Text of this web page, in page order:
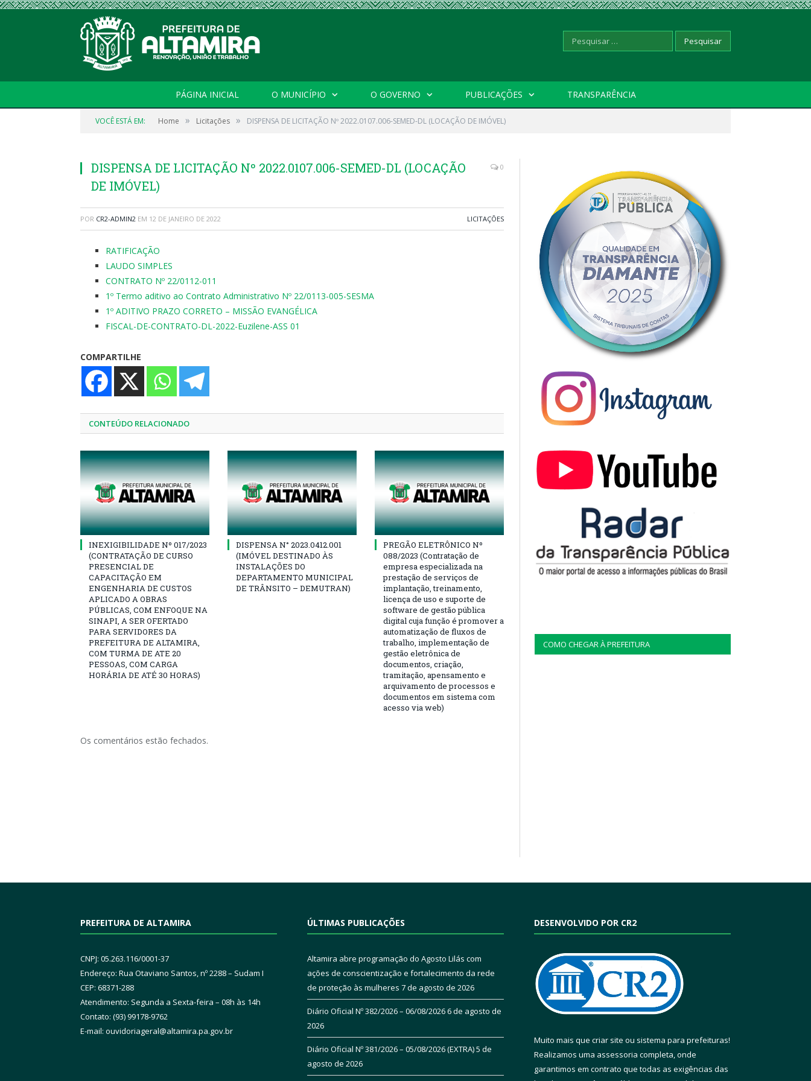
Pesquisar
PÁGINA INICIAL O MUNICÍPIO O GOVERNO PUBLICAÇÕES TRANSPARÊNCIA
VOCÊ ESTÁ EM: Home » Licitações » DISPENSA DE LICITAÇÃO Nº 2022.0107.006-SEMED-DL (LOCAÇÃO DE IMÓVEL)
DISPENSA DE LICITAÇÃO Nº 2022.0107.006-SEMED-DL (LOCAÇÃO
DE IMÓVEL)
0
POR CR2-ADMIN2 EM 12 DE JANEIRO DE 2022 LICITAÇÕES
RATIFICAÇÃO
LAUDO SIMPLES
CONTRATO Nº 22/0112-011
1º Termo aditivo ao Contrato Administrativo Nº 22/0113-005-SESMA
1º ADITIVO PRAZO CORRETO – MISSÃO EVANGÉLICA
FISCAL-DE-CONTRATO-DL-2022-Euzilene-ASS 01
COMPARTILHE
CONTEÚDO RELACIONADO
INEXIGIBILIDADE Nº 017/2023
(CONTRATAÇÃO DE CURSO
PRESENCIAL DE
CAPACITAÇÃO EM
ENGENHARIA DE CUSTOS
APLICADO A OBRAS
PÚBLICAS, COM ENFOQUE NA
SINAPI, A SER OFERTADO
PARA SERVIDORES DA
PREFEITURA DE ALTAMIRA,
COM TURMA DE ATE 20
PESSOAS, COM CARGA
HORÁRIA DE ATÉ 30 HORAS)
DISPENSA N° 2023.0412.001
(IMÓVEL DESTINADO ÀS
INSTALAÇÕES DO
DEPARTAMENTO MUNICIPAL
DE TRÂNSITO – DEMUTRAN)
PREGÃO ELETRÔNICO Nº
088/2023 (Contratação de
empresa especializada na
prestação de serviços de
implantação, treinamento,
licença de uso e suporte de
software de gestão pública
digital cuja função é promover a
automatização de fluxos de
trabalho, implementação de
gestão eletrônica de
documentos, criação,
tramitação, apensamento e
arquivamento de processos e
documentos em sistema com
acesso via web)
Os comentários estão fechados.
COMO CHEGAR À PREFEITURA
PREFEITURA DE ALTAMIRA
CNPJ: 05.263.116/0001-37
Endereço: Rua Otaviano Santos, nº 2288 – Sudam I
CEP: 68371-288
Atendimento: Segunda a Sexta-feira – 08h às 14h
Contato: (93) 99178-9762
E-mail: ouvidoriageral@altamira.pa.gov.br
ÚLTIMAS PUBLICAÇÕES
Altamira abre programação do Agosto Lilás com
ações de conscientização e fortalecimento da rede
de proteção às mulheres 7 de agosto de 2026
Diário Oficial Nº 382/2026 – 06/08/20266 de agosto de
2026
Diário Oficial Nº 381/2026 – 05/08/2026 (EXTRA)5 de
agosto de 2026
DESENVOLVIDO POR CR2
Muito mais que criar site ou sistema para prefeituras!
Realizamos uma assessoria completa, onde
garantimos em contrato que todas as exigências das